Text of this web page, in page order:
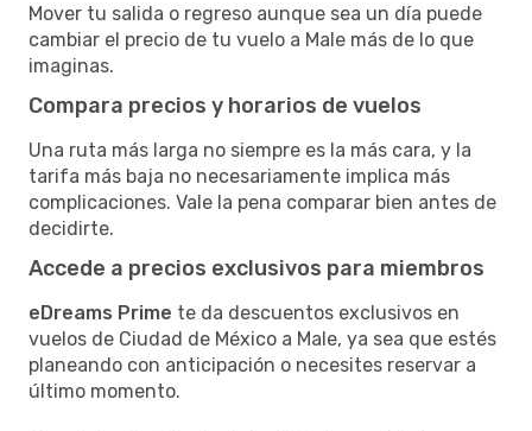
Mover tu salida o regreso aunque sea un día puede
cambiar el precio de tu vuelo a Male más de lo que
imaginas.
Compara precios y horarios de vuelos
Una ruta más larga no siempre es la más cara, y la
tarifa más baja no necesariamente implica más
complicaciones. Vale la pena comparar bien antes de
decidirte.
Accede a precios exclusivos para miembros
eDreams Prime te da descuentos exclusivos en
vuelos de Ciudad de México a Male, ya sea que estés
planeando con anticipación o necesites reservar a
último momento.